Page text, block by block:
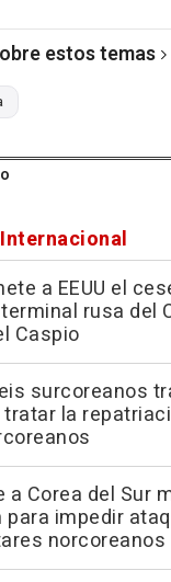
estos temas
a EEUU el
rusa del
Caspio
surcoreanos
la
a Corea del Sur
impedir
norcoreanos